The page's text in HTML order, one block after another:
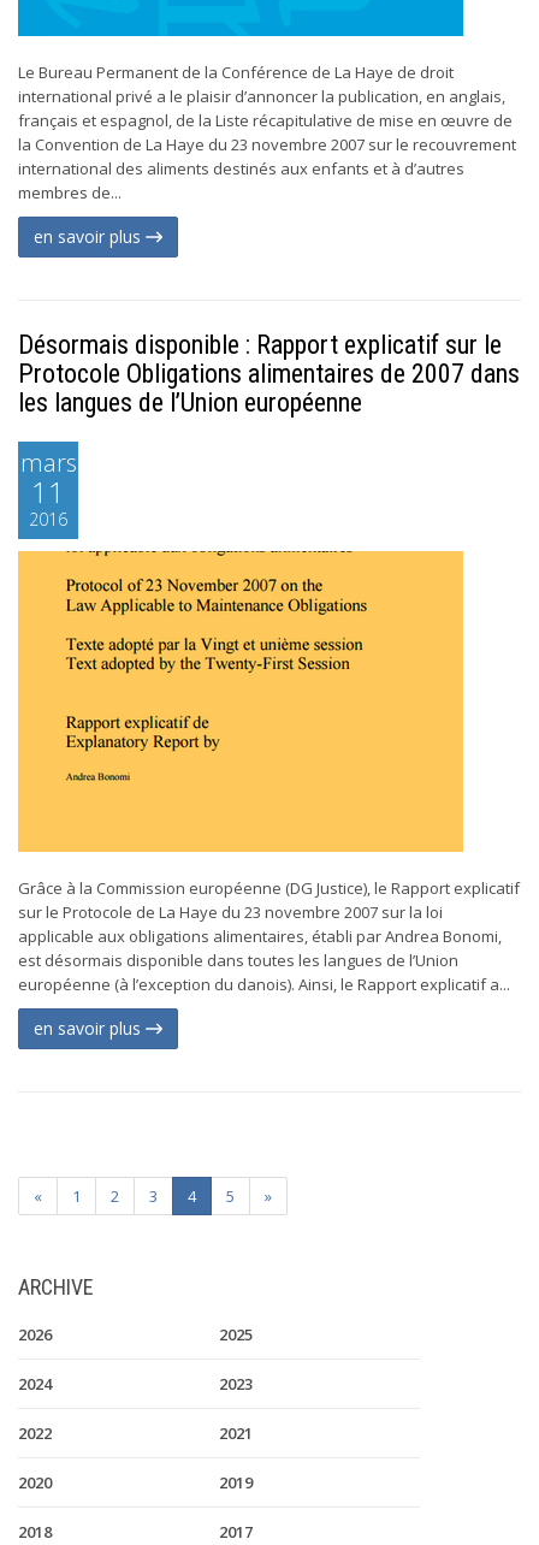
Le Bureau Permanent de la Conférence de La Haye de droit
international privé a le plaisir d’annoncer la publication, en anglais,
français et espagnol, de la Liste récapitulative de mise en œuvre de
la Convention de La Haye du 23 novembre 2007 sur le recouvrement
international des aliments destinés aux enfants et à d’autres
membres de...
en savoir plus
Désormais disponible : Rapport explicatif sur le
Protocole Obligations alimentaires de 2007 dans
les langues de l’Union européenne
mars
11
2016
Grâce à la Commission européenne (DG Justice), le Rapport explicatif
sur le Protocole de La Haye du 23 novembre 2007 sur la loi
applicable aux obligations alimentaires, établi par Andrea Bonomi,
est désormais disponible dans toutes les langues de l’Union
européenne (à l’exception du danois). Ainsi, le Rapport explicatif a...
en savoir plus
« 1 2 3 4 5 »
ARCHIVE
2026 2025
2024 2023
2022 2021
2020 2019
2018 2017